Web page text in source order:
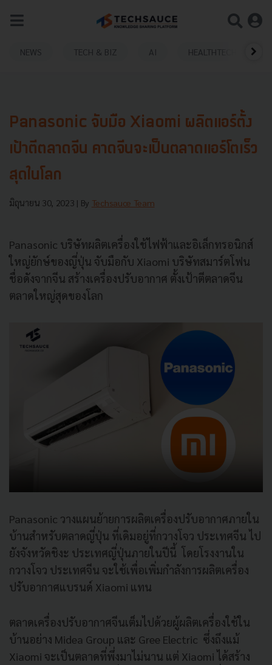
NEWS TECH & BIZ AI HEALTHTECH
Panasonic จับมือ Xiaomi ผลิตแอร์ตั้ง
เป้าตีตลาดจีน คาดจีนจะเป็นตลาดแอร์โตเร็ว
สุดในโลก
มิถุนายน 30, 2023 | By Techsauce Team
Panasonic บริษัทผลิตเครื่องใช้ไฟฟ้าและอิเล็กทรอนิกส์
ใหญ่ยักษ์ของญี่ปุ่น จับมือกับ Xiaomi บริษัทสมาร์ตโฟน
ชื่อดังจากจีน สร้างเครื่องปรับอากาศ ตั้งเป้าตีตลาดจีน
ตลาดใหญ่สุดของโลก
Panasonic วางแผนย้ายการผลิตเครื่องปรับอากาศภายใน
บ้านสำหรับตลาดญี่ปุ่น ที่เดิมอยู่ที่กวางโจว ประเทศจีน ไป
ยังจังหวัดชิงะ ประเทศญี่ปุ่นภายในปีนี้ โดยโรงงานใน
กวางโจว ประเทศจีน จะใช้เพื่อเพิ่มกำลังการผลิตเครื่อง
ปรับอากาศแบรนด์ Xiaomi แทน
ตลาดเครื่องปรับอากาศจีนเต็มไปด้วยผู้ผลิตเครื่องใช้ใน
บ้านอย่าง Midea Group และ Gree Electric ซึ่งถึงแม้
Xiaomi จะเป็นตลาดที่พึ่งมาไม่นาน แต่ Xiaomi ได้สร้าง